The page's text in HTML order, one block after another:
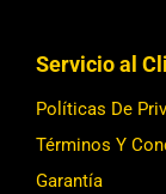
Servicio al
Políticas De
Términos Y
Garantía